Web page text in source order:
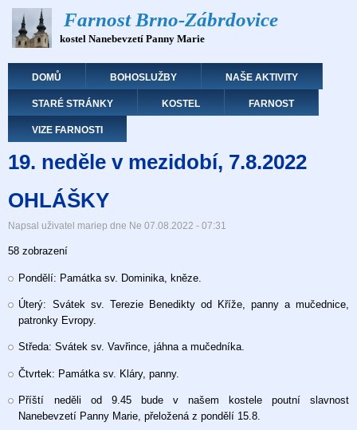
Přejít
hlavnímu
Farnost Brno-Zábrdovice
kostel Nanebevzetí Panny Marie
Hlavní navigace
DOMŮ BOHOSLUŽBY NAŠE AKTIVITY
STARÉ STRÁNKY KOSTEL FARNOST
VIZE FARNOSTI
19. neděle v mezidobí, 7.8.2022
OHLÁŠKY
Napsal uživatel mariep dne Ne 07.08.2022 - 07:31
58 zobrazení
Pondělí: Památka sv. Dominika, kněze.
Úterý: Svátek sv. Terezie Benedikty od Kříže, panny a mučednice,
patronky Evropy.
Středa: Svátek sv. Vavřince, jáhna a mučedníka.
Čtvrtek: Památka sv. Kláry, panny.
Příští neděli od 9.45 bude v našem kostele poutní slavnost
Nanebevzetí Panny Marie, přeložená z pondělí 15.8.